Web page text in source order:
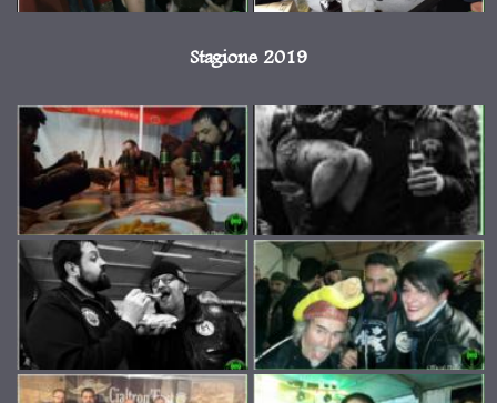
Stagione 2019